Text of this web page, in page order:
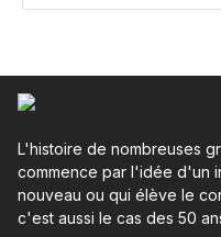
L'histoire de nombreuses
commence par l'idée d'un
nouveau ou qui élève le
c'est aussi le cas des 50